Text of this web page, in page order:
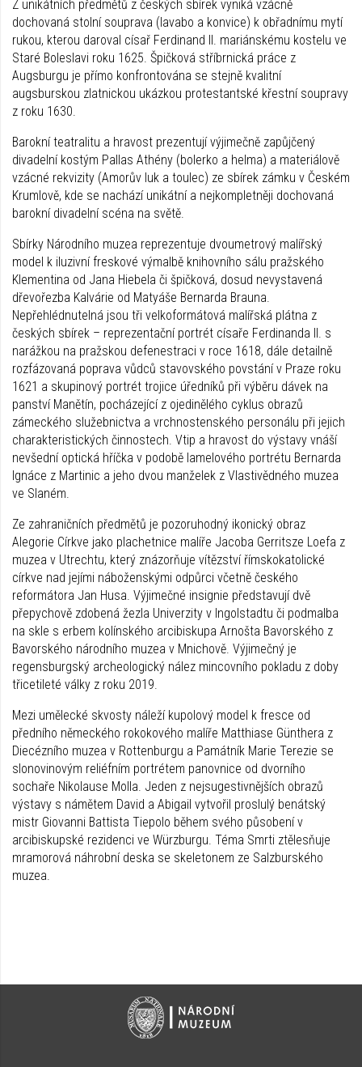
Z unikátních předmětů z českých sbírek vyniká vzácně
dochovaná stolní souprava (lavabo a konvice) k obřadnímu mytí
rukou, kterou daroval císař Ferdinand II. mariánskému kostelu ve
Staré Boleslavi roku 1625. Špičková stříbrnická práce z
Augsburgu je přímo konfrontována se stejně kvalitní
augsburskou zlatnickou ukázkou protestantské křestní soupravy
z roku 1630.
Barokní teatralitu a hravost prezentují výjimečně zapůjčený
divadelní kostým Pallas Athény (bolerko a helma) a materiálově
vzácné rekvizity (Amorův luk a toulec) ze sbírek zámku v Českém
Krumlově, kde se nachází unikátní a nejkompletněji dochovaná
barokní divadelní scéna na světě.
Sbírky Národního muzea reprezentuje dvoumetrový malířský
model k iluzivní freskové výmalbě knihovního sálu pražského
Klementina od Jana Hiebela či špičková, dosud nevystavená
dřevořezba Kalvárie od Matyáše Bernarda Brauna.
Nepřehlédnutelná jsou tři velkoformátová malířská plátna z
českých sbírek – reprezentační portrét císaře Ferdinanda II. s
narážkou na pražskou defenestraci v roce 1618, dále detailně
rozfázovaná poprava vůdců stavovského povstání v Praze roku
1621 a skupinový portrét trojice úředníků při výběru dávek na
panství Manětín, pocházející z ojedinělého cyklus obrazů
zámeckého služebnictva a vrchnostenského personálu při jejich
charakteristických činnostech. Vtip a hravost do výstavy vnáší
nevšední optická hříčka v podobě lamelového portrétu Bernarda
Ignáce z Martinic a jeho dvou manželek z Vlastivědného muzea
ve Slaném.
Ze zahraničních předmětů je pozoruhodný ikonický obraz
Alegorie Církve jako plachetnice malíře Jacoba Gerritsze Loefa z
muzea v Utrechtu, který znázorňuje vítězství římskokatolické
církve nad jejími náboženskými odpůrci včetně českého
reformátora Jan Husa. Výjimečné insignie představují dvě
přepychově zdobená žezla Univerzity v Ingolstadtu či podmalba
na skle s erbem kolínského arcibiskupa Arnošta Bavorského z
Bavorského národního muzea v Mnichově. Výjimečný je
regensburgský archeologický nález mincovního pokladu z doby
třicetileté války z roku 2019.
Mezi umělecké skvosty náleží kupolový model k fresce od
předního německého rokokového malíře Matthiase Günthera z
Diecézního muzea v Rottenburgu a Památník Marie Terezie se
slonovinovým reliéfním portrétem panovnice od dvorního
sochaře Nikolause Molla. Jeden z nejsugestivnějších obrazů
výstavy s námětem David a Abigail vytvořil proslulý benátský
mistr Giovanni Battista Tiepolo během svého působení v
arcibiskupské rezidenci ve Würzburgu. Téma Smrti ztělesňuje
mramorová náhrobní deska se skeletonem ze Salzburského
muzea.